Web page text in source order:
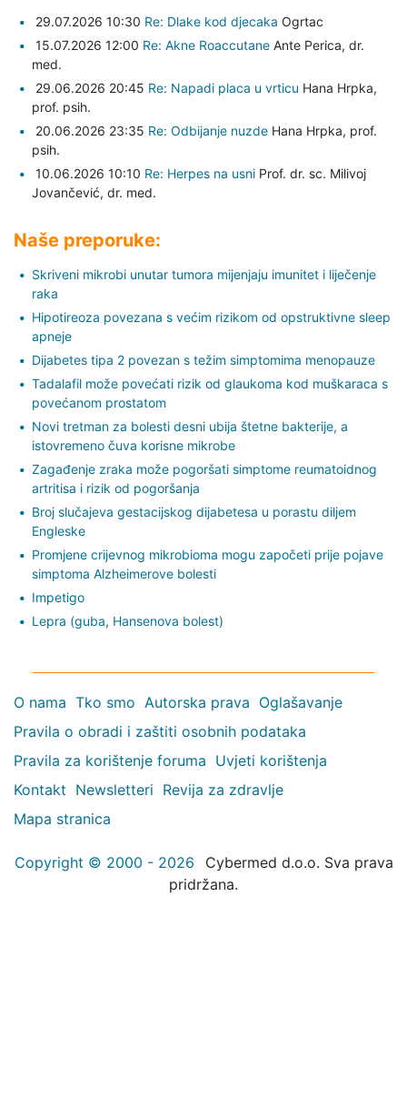
29.07.2026 10:30 Re: Dlake kod djecaka Ogrtac
15.07.2026 12:00 Re: Akne Roaccutane Ante Perica, dr.
med.
29.06.2026 20:45 Re: Napadi placa u vrticu Hana Hrpka,
prof. psih.
20.06.2026 23:35 Re: Odbijanje nuzde Hana Hrpka, prof.
psih.
10.06.2026 10:10 Re: Herpes na usni Prof. dr. sc. Milivoj
Jovančević, dr. med.
Naše preporuke:
Skriveni mikrobi unutar tumora mijenjaju imunitet i liječenje
raka
Hipotireoza povezana s većim rizikom od opstruktivne sleep
apneje
Dijabetes tipa 2 povezan s težim simptomima menopauze
Tadalafil može povećati rizik od glaukoma kod muškaraca s
povećanom prostatom
Novi tretman za bolesti desni ubija štetne bakterije, a
istovremeno čuva korisne mikrobe
Zagađenje zraka može pogoršati simptome reumatoidnog
artritisa i rizik od pogoršanja
Broj slučajeva gestacijskog dijabetesa u porastu diljem
Engleske
Promjene crijevnog mikrobioma mogu započeti prije pojave
simptoma Alzheimerove bolesti
Impetigo
Lepra (guba, Hansenova bolest)
O nama Tko smo Autorska prava Oglašavanje
Pravila o obradi i zaštiti osobnih podataka
Pravila za korištenje foruma Uvjeti korištenja
Kontakt Newsletteri Revija za zdravlje
Mapa stranica
Copyright © 2000 - 2026
Cybermed d.o.o. Sva prava
pridržana.